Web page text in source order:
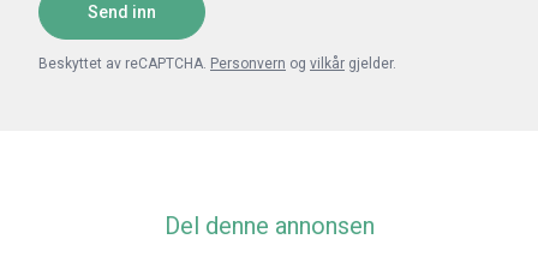
Send inn
Beskyttet av reCAPTCHA. Personvern og vilkår gjelder.
Del denne annonsen